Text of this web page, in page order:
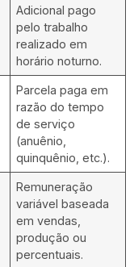
Adicional pago
pelo trabalho
realizado em
horário noturno.
Parcela paga em
razão do tempo
de serviço
(anuênio,
quinquênio, etc.).
Remuneração
variável baseada
em vendas,
produção ou
percentuais.